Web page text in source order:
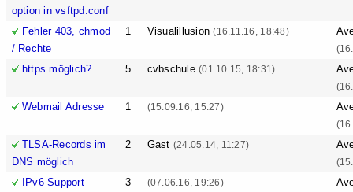
option in vsftpd.conf
Fehler 403, chmod
/ Rechte
1 Visualillusion(16.11.16, 18:48)
https möglich? 5 cvbschule(01.10.15, 18:31)
Webmail Adresse 1 (15.09.16, 15:27)
TLSA-Records im
DNS möglich
2 Gast (24.05.14, 11:27)
IPv6 Support 3 (07.06.16, 19:26)